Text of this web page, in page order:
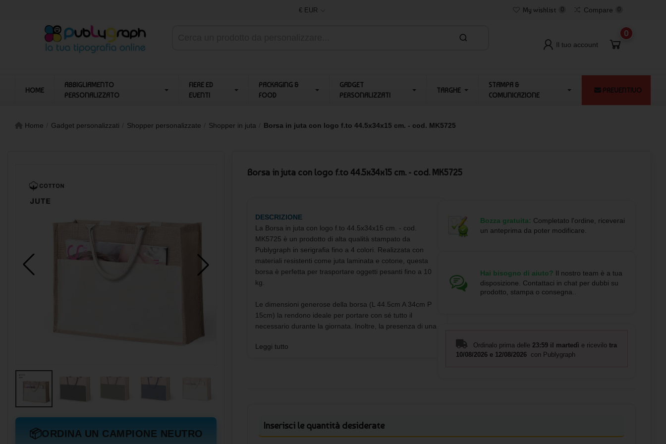
€ EUR My wishlist 0 Compare 0
Il tuo account
0
HOME
ABBIGLIAMENTO
PERSONALIZZATO
FIERE ED
EVENTI
PACKAGING &
FOOD
GADGET
PERSONALIZZATI
TARGHE
STAMPA &
COMUNICAZIONE
PREVENTIVO
Home Gadget personalizzati Shopper personalizzate Shopper in juta Borsa in juta con logo f.to 44.5x34x15 cm. - cod. MK5725
📦ORDINA UN CAMPIONE NEUTRO
Borsa in juta con logo f.to 44.5x34x15 cm. - cod. MK5725
DESCRIZIONE
La Borsa in juta con logo f.to 44.5x34x15 cm. - cod.
MK5725 è un prodotto di alta qualità stampato da
Publygraph in serigrafia fino a 4 colori. Realizzata con
materiali resistenti come juta laminata e cotone, questa
borsa è perfetta per trasportare oggetti pesanti fino a 10
kg.
Le dimensioni generose della borsa (L 44.5cm A 34cm P
15cm) la rendono ideale per portare con sé tutto il
necessario durante la giornata. Inoltre, la presenza di una
mano piccoli oggetti come chiavi o cellulare.
Il minimo d’ordine per la Borsa in juta con logo f.to
44.5x34x15 cm. - cod. MK5725 è di 10 pezzi, e una volta
Leggi tutto
Bozza gratuita: Completato l'ordine, riceverai
un anteprima da poter modificare.
Hai bisogno di aiuto? Il nostro team è a tua
disposizione. Contattaci in chat per dubbi su
prodotto, stampa o consegna..
Ordinalo prima delle 23:59 il martedì e ricevilo tra
10/08/2026 e 12/08/2026 con Publygraph
Inserisci le quantità desiderate